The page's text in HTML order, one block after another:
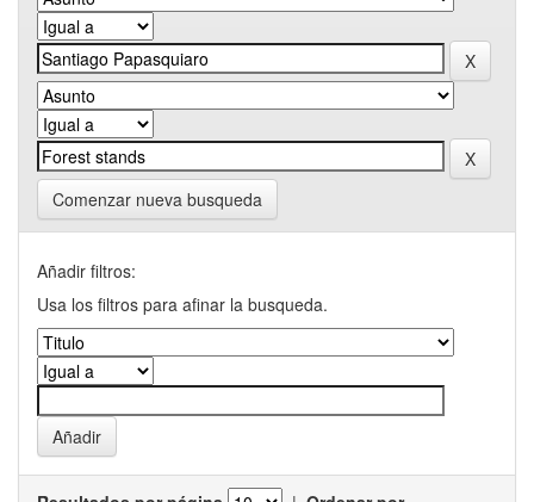
Comenzar nueva busqueda
Añadir filtros:
Usa los filtros para afinar la busqueda.